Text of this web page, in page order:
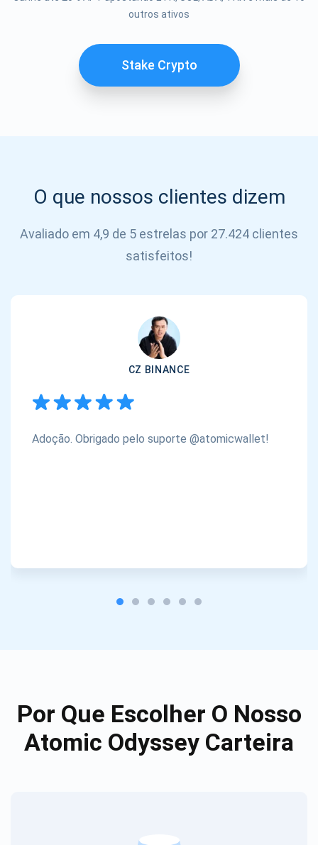
outros ativos
Stake Crypto
O que nossos clientes dizem
Avaliado em 4,9 de 5 estrelas por 27.424 clientes
satisfeitos!
CZ BINANCE
Adoção. Obrigado pelo suporte @atomicwallet!
Por Que Escolher O Nosso
Atomic Odyssey Carteira
INSCREVER